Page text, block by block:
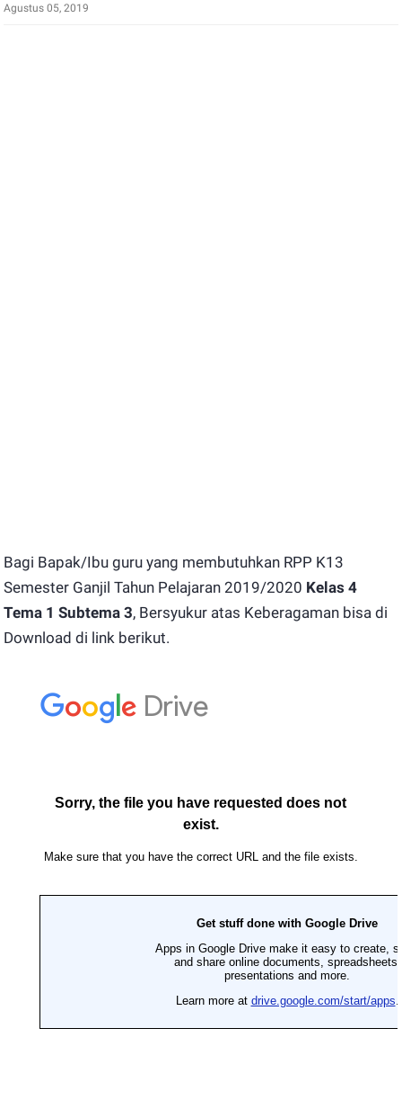
Agustus 05, 2019
Bagi Bapak/Ibu guru yang membutuhkan RPP K13
Semester Ganjil Tahun Pelajaran 2019/2020 Kelas 4
Tema 1 Subtema 3, Bersyukur atas Keberagaman bisa di
Download di link berikut.